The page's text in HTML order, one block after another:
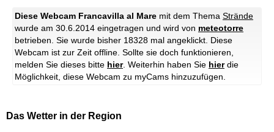
Diese Webcam Francavilla al Mare mit dem Thema Strände
wurde am 30.6.2014 eingetragen und wird von meteotorre
betrieben. Sie wurde bisher 18328 mal angeklickt. Diese
Webcam ist zur Zeit offline. Sollte sie doch funktionieren,
melden Sie dieses bitte hier. Weiterhin haben Sie hierdie
Möglichkeit, diese Webcam zu myCams hinzuzufügen.
Das Wetter in der Region